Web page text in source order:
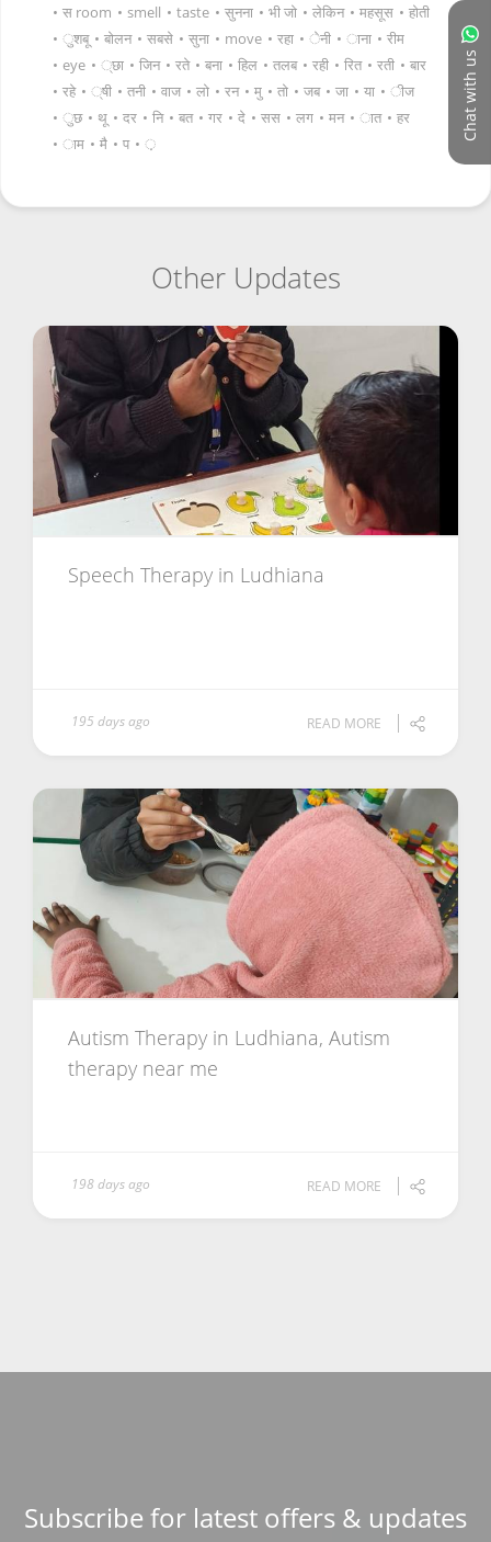
Chat with us
• स room • smell • taste • सुनना • भी जो • लेकिन • महसूस • होती
• ुशबू • बोलन • सबसे • सुना • move • रहा • ेनी • ाना • रीम
• eye • ्छा • जिन • रते • बना • हिल • तलब • रही • रित • रती • बार
• रहे • ्षी • तनी • वाज • लो • रन • मु • तो • जब • जा • या • ीज
• ुछ • थू • दर • नि • बत • गर • दे • सस • लग • मन • ात • हर
• ाम • मै • प • ़
Other Updates
Speech Therapy in Ludhiana
195 days ago READ MORE
Autism Therapy in Ludhiana, Autism
therapy near me
198 days ago READ MORE
Subscribe for latest offers & updates